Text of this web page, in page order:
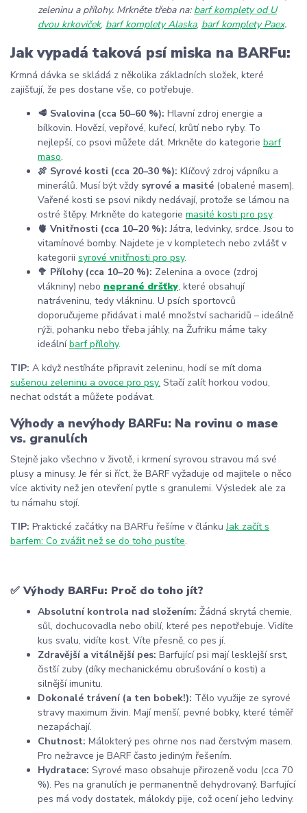
zeleninu a přílohy. Mrkněte třeba na: barf komplety od U
dvou krkoviček, barf komplety Alaska, barf komplety Paex.
Jak vypadá taková psí miska na BARFu:
Krmná dávka se skládá z několika základních složek, které
zajišťují, že pes dostane vše, co potřebuje.
🥩 Svalovina (cca 50–60 %): Hlavní zdroj energie a
bílkovin. Hovězí, vepřové, kuřecí, krůtí nebo ryby. To
nejlepší, co psovi můžete dát. Mrkněte do kategorie barf
maso.
🍖 Syrové kosti (cca 20–30 %): Klíčový zdroj vápníku a
minerálů. Musí být vždy syrové a masité (obalené masem).
Vařené kosti se psovi nikdy nedávají, protože se lámou na
ostré štěpy. Mrkněte do kategorie masité kosti pro psy.
🫀 Vnitřnosti (cca 10–20 %): Játra, ledvinky, srdce. Jsou to
vitamínové bomby. Najdete je v kompletech nebo zvlášť v
kategorii syrové vnitřnosti pro psy.
🥦 Přílohy (cca 10–20 %): Zelenina a ovoce (zdroj
vlákniny) nebo neprané dršťky, které obsahují
natráveninu, tedy vlákninu. U psích sportovců
doporučujeme přidávat i malé množství sacharidů – ideálně
rýži, pohanku nebo třeba jáhly, na Žufriku máme taky
ideálníbarf přílohy.
TIP: A když nestíháte připravit zeleninu, hodí se mít doma
sušenou zeleninu a ovoce pro psy. Stačí zalít horkou vodou,
nechat odstát a můžete podávat.
Výhody a nevýhody BARFu: Na rovinu o mase
vs. granulích
Stejně jako všechno v životě, i krmení syrovou stravou má své
plusy a minusy. Je fér si říct, že BARF vyžaduje od majitele o něco
více aktivity než jen otevření pytle s granulemi. Výsledek ale za
tu námahu stojí.
TIP: Praktické začátky na BARFu řešíme v článkuJak začít s
barfem: Co zvážit než se do toho pustíte.
✅ Výhody BARFu: Proč do toho jít?
Absolutní kontrola nad složením: Žádná skrytá chemie,
sůl, dochucovadla nebo obilí, které pes nepotřebuje. Vidíte
kus svalu, vidíte kost. Víte přesně, co pes jí.
Zdravější a vitálnější pes: Barfující psi mají lesklejší srst,
čistší zuby (díky mechanickému obrušování o kosti) a
silnější imunitu.
Dokonalé trávení (a ten bobek!): Tělo využije ze syrové
stravy maximum živin. Mají menší, pevné bobky, které téměř
nezapáchají.
Chutnost: Málokterý pes ohrne nos nad čerstvým masem.
Pro nežravce je BARF často jediným řešením.
Hydratace: Syrové maso obsahuje přirozeně vodu (cca 70
%). Pes na granulích je permanentně dehydrovaný. Barfující
pes má vody dostatek, málokdy pije, což ocení jeho ledviny.